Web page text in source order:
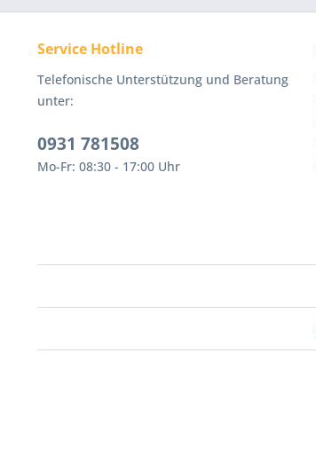
Service Hotline
Telefonische Unterstützung und Beratung
unter:
0931 781508
Mo-Fr: 08:30 - 17:00 Uhr